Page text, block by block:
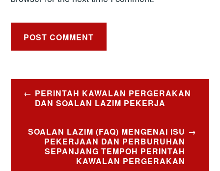
Post
navigation
PERINTAH KAWALAN PERGERAKAN
DAN SOALAN LAZIM PEKERJA
SOALAN LAZIM (FAQ) MENGENAI ISU
PEKERJAAN DAN PERBURUHAN
SEPANJANG TEMPOH PERINTAH
KAWALAN PERGERAKAN